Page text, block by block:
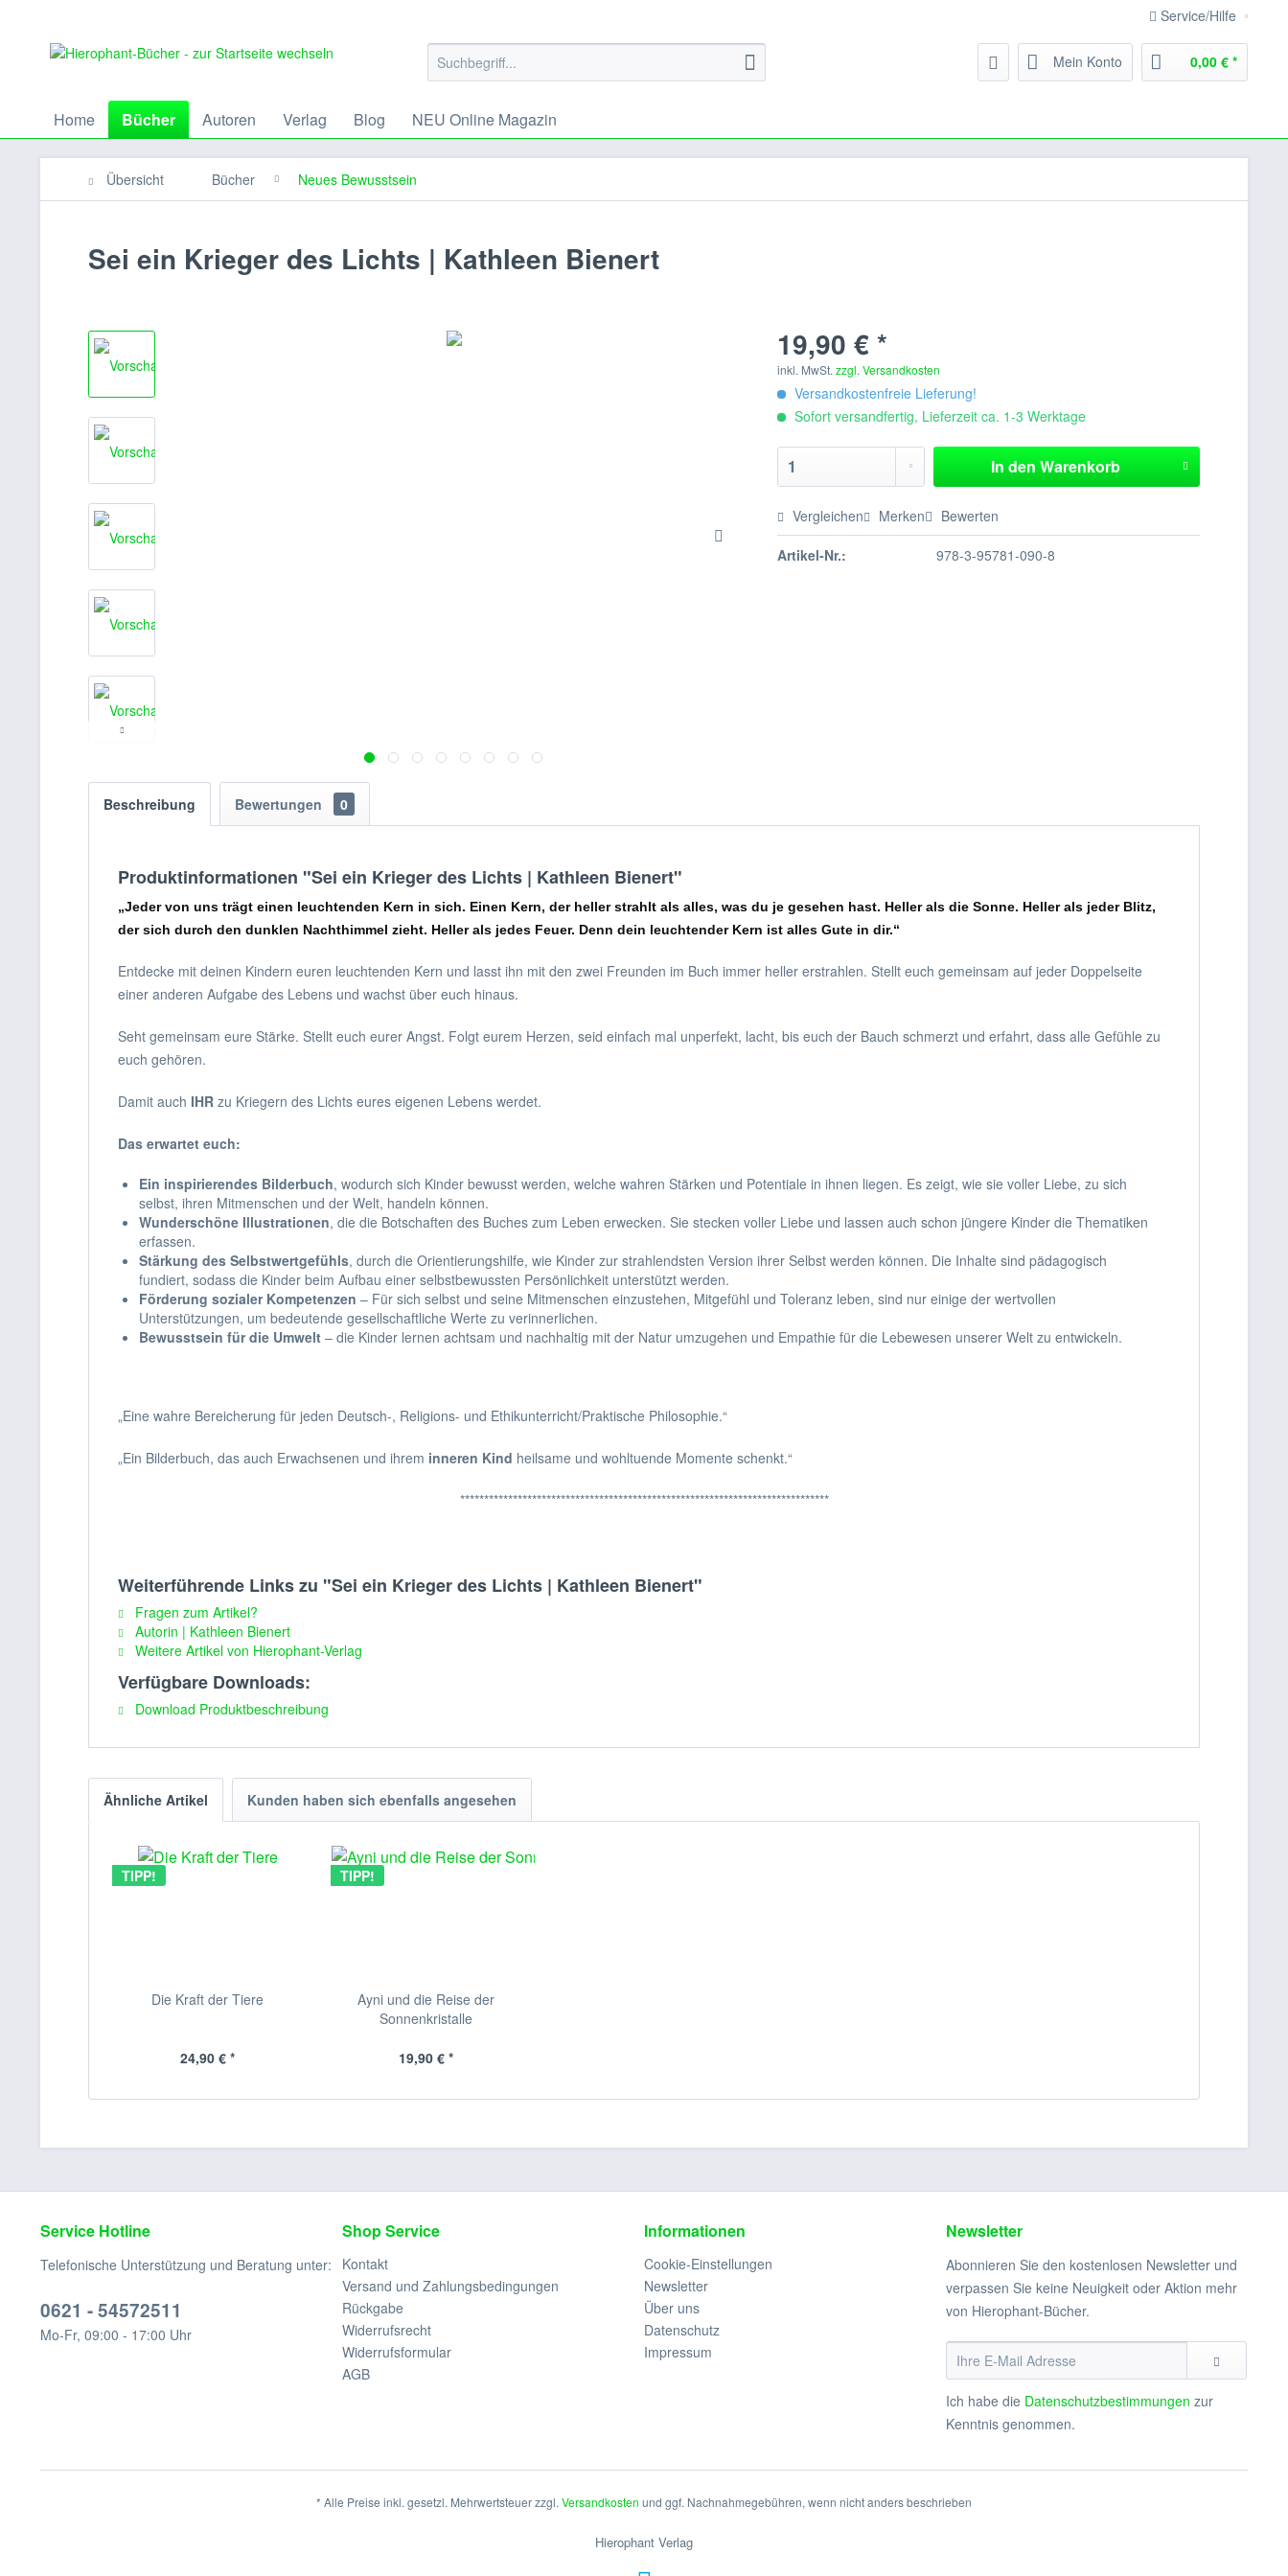
Service/Hilfe
Mein Konto 0,00 € *
Home Bücher Autoren Verlag Blog NEU Online Magazin
Übersicht Bücher Neues Bewusstsein
Sei ein Krieger des Lichts | Kathleen Bienert
19,90 € *
inkl. MwSt.zzgl. Versandkosten
Versandkostenfreie Lieferung!
Sofort versandfertig, Lieferzeit ca. 1-3 Werktage
In den Warenkorb
Vergleichen Merken Bewerten
Artikel-Nr.: 978-3-95781-090-8
Beschreibung Bewertungen 0
Produktinformationen "Sei ein Krieger des Lichts | Kathleen Bienert"
„Jeder von uns trägt einen leuchtenden Kern in sich. Einen Kern, der heller strahlt als alles, was du je gesehen hast. Heller als die Sonne. Heller als jeder Blitz,
der sich durch den dunklen Nachthimmel zieht. Heller als jedes Feuer. Denn dein leuchtender Kern ist alles Gute in dir.“
Entdecke mit deinen Kindern euren leuchtenden Kern und lasst ihn mit den zwei Freunden im Buch immer heller erstrahlen. Stellt euch gemeinsam auf jeder Doppelseite
einer anderen Aufgabe des Lebens und wachst über euch hinaus.
Seht gemeinsam eure Stärke. Stellt euch eurer Angst. Folgt eurem Herzen, seid einfach mal unperfekt, lacht, bis euch der Bauch schmerzt und erfahrt, dass alle Gefühle zu
euch gehören.
Damit auch IHR zu Kriegern des Lichts eures eigenen Lebens werdet.
Das erwartet euch:
Ein inspirierendes Bilderbuch, wodurch sich Kinder bewusst werden, welche wahren Stärken und Potentiale in ihnen liegen. Es zeigt, wie sie voller Liebe, zu sich
selbst, ihren Mitmenschen und der Welt, handeln können.
Wunderschöne Illustrationen, die die Botschaften des Buches zum Leben erwecken. Sie stecken voller Liebe und lassen auch schon jüngere Kinder die Thematiken
erfassen.
Stärkung des Selbstwertgefühls, durch die Orientierungshilfe, wie Kinder zur strahlendsten Version ihrer Selbst werden können. Die Inhalte sind pädagogisch
fundiert, sodass die Kinder beim Aufbau einer selbstbewussten Persönlichkeit unterstützt werden.
Förderung sozialer Kompetenzen – Für sich selbst und seine Mitmenschen einzustehen, Mitgefühl und Toleranz leben, sind nur einige der wertvollen
Unterstützungen, um bedeutende gesellschaftliche Werte zu verinnerlichen.
Bewusstsein für die Umwelt – die Kinder lernen achtsam und nachhaltig mit der Natur umzugehen und Empathie für die Lebewesen unserer Welt zu entwickeln.
„Eine wahre Bereicherung für jeden Deutsch-, Religions- und Ethikunterricht/Praktische Philosophie.“
„Ein Bilderbuch, das auch Erwachsenen und ihrem inneren Kind heilsame und wohltuende Momente schenkt.“
*****************************************************************************
Weiterführende Links zu "Sei ein Krieger des Lichts | Kathleen Bienert"
Fragen zum Artikel?
Autorin | Kathleen Bienert
Weitere Artikel von Hierophant-Verlag
Verfügbare Downloads:
Download Produktbeschreibung
Ähnliche Artikel Kunden haben sich ebenfalls angesehen
TIPP!
Die Kraft der Tiere
24,90 € *
TIPP!
Ayni und die Reise der
Sonnenkristalle
19,90 € *
Service Hotline
Telefonische Unterstützung und Beratung unter:
0621 - 54572511
Mo-Fr, 09:00 - 17:00 Uhr
Shop Service
Kontakt
Versand und Zahlungsbedingungen
Rückgabe
Widerrufsrecht
Widerrufsformular
AGB
Informationen
Cookie-Einstellungen
Newsletter
Über uns
Datenschutz
Impressum
Newsletter
Abonnieren Sie den kostenlosen Newsletter und
verpassen Sie keine Neuigkeit oder Aktion mehr
von Hierophant-Bücher.
Ich habe die Datenschutzbestimmungen zur
Kenntnis genommen.
* Alle Preise inkl. gesetzl. Mehrwertsteuer zzgl. Versandkosten und ggf. Nachnahmegebühren, wenn nicht anders beschrieben
Hierophant Verlag